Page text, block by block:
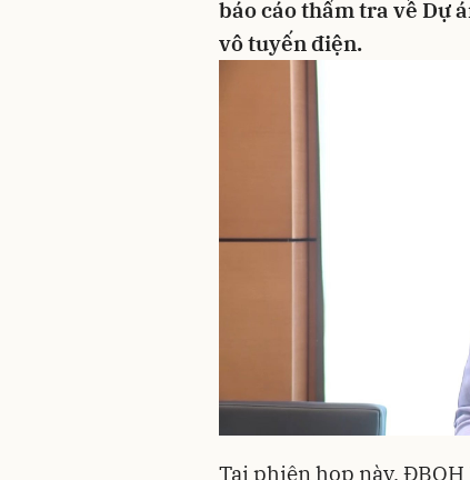
báo cáo thẩm tra về Dự
vô tuyến điện.
Tại phiên họp này,